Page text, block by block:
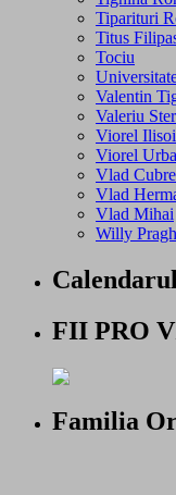
Tiparituri
Titus
Tociu
Valentin
Valeriu
Viorel Ilisoi
Viorel
Vlad
Vlad
Vlad Mihai
Willy
FII PRO
Familia